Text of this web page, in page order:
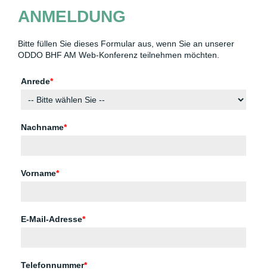
ANMELDUNG
Bitte füllen Sie dieses Formular aus, wenn Sie an unserer
ODDO BHF AM Web-Konferenz teilnehmen möchten.
Anrede*
Nachname*
Vorname*
E-Mail-Adresse*
Telefonnummer*